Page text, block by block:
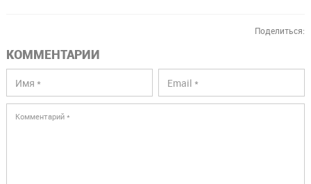
Поделиться:
КОММЕНТАРИИ